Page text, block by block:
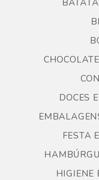
DOCES
FESTA
HIGIENE